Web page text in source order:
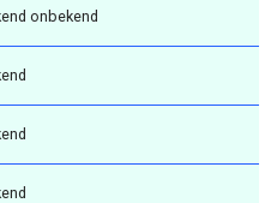
onbekend